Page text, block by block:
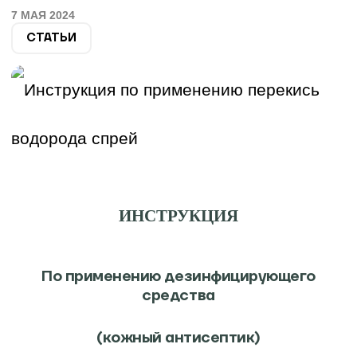
проводим различные маркетинговые
наших партнеров всеми необходимыми
изделия и
7 МАЯ 2024
СТАТЬИ
ИНСТРУКЦИЯ
По применению дезинфицирующего
средства
(кожный антисептик)